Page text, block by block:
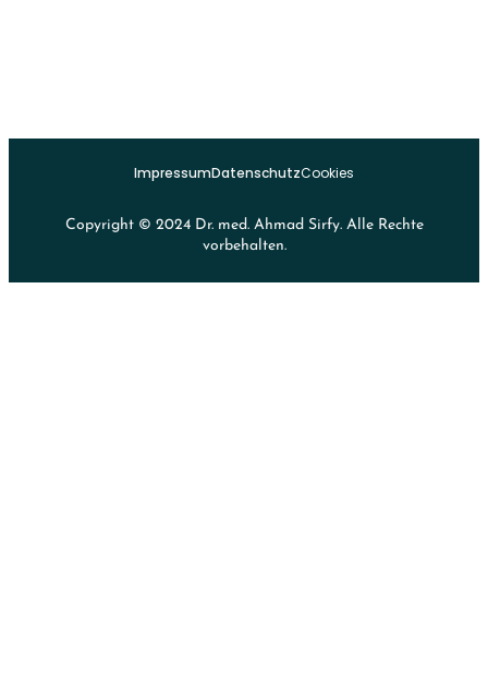
ImpressumDatenschutzCookies
Copyright © 2024 Dr. med. Ahmad Sirfy. Alle Rechte
vorbehalten.